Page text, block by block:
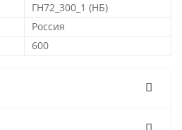
ГН72_300_1 (НБ)
Россия
600